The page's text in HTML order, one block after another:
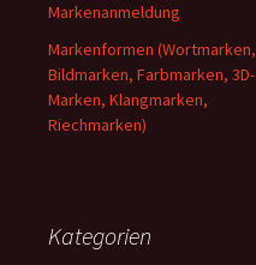
Markenanmeldung
Markenformen (Wortmarken,
Bildmarken, Farbmarken, 3D-
Marken, Klangmarken,
Riechmarken)
Kategorien